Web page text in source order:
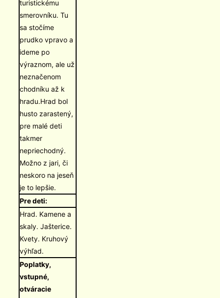
turistickému
smerovníku. Tu
sa stočíme
prudko vpravo a
ideme po
výraznom, ale už
neznačenom
chodníku až k
hradu.Hrad bol
husto zarastený,
pre malé deti
takmer
nepriechodný.
Možno z jari, či
neskoro na jeseň
je to lepšie.
Pre deti:
Hrad. Kamene a
skaly. Jašterice.
Kvety. Kruhový
výhľad.
Poplatky,
vstupné,
otváracie